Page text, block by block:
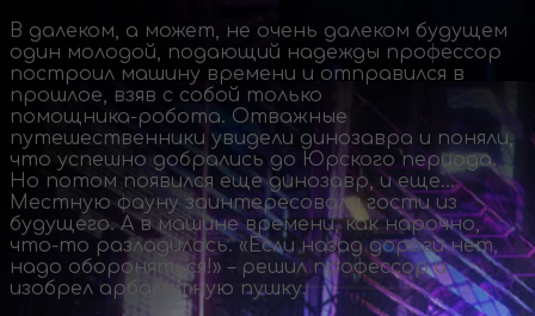
В далеком, а может, не очень далеком будущем
один молодой, подающий надежды профессор
построил машину времени и отправился в
прошлое, взяв с собой только
помощника-робота. Отважные
путешественники увидели динозавра и поняли,
что успешно добрались до Юрского периода.
Но потом появился еще динозавр, и еще…
Местную фауну заинтересовали гости из
будущего. А в машине времени, как нарочно,
что-то разладилось. «Если назад дороги нет,
надо обороняться!» – решил профессор и
изобрел арбалетную пушку.